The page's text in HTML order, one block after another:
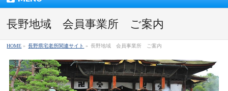
長野地域 会員事業所 ご案内
HOME » 長野県宅老所関連サイト » 長野地域 会員事業所 ご案内